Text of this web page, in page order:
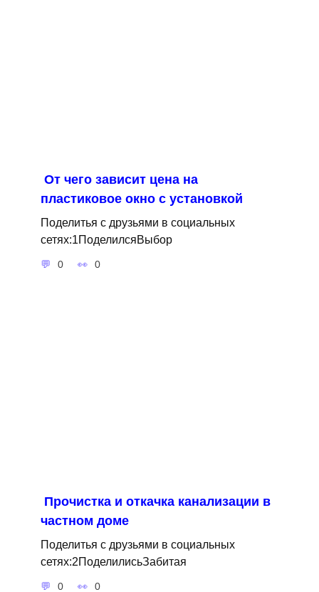
От чего зависит цена на
пластиковое окно с установкой
Поделитья с друзьями в социальных
сетях:1ПоделилсяВыбор
0 0
Прочистка и откачка канализации в
частном доме
Поделитья с друзьями в социальных
сетях:2ПоделилисьЗабитая
0 0